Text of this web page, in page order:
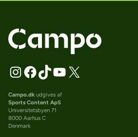
Campo.dkudgives af
Sports Content ApS
Universitetsbyen 71
8000 Aarhus C
Denmark